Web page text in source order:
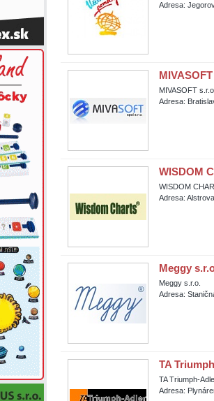
Adresa:
MIVASOFT
Adresa:
WISDOM
WISDOM
Adresa:
Meggy
Meggy s.r.o.
Adresa:
TA
TA Triumph-
Adresa: